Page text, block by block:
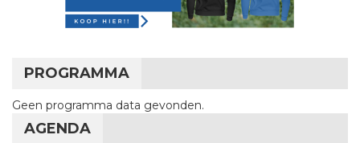
PROGRAMMA
Geen programma data gevonden.
AGENDA